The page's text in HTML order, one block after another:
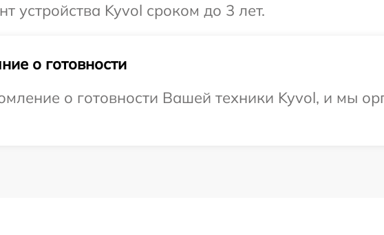
устройства Kyvol сроком до 3 лет.
о готовности
о готовности Вашей техники Kyvol, и мы